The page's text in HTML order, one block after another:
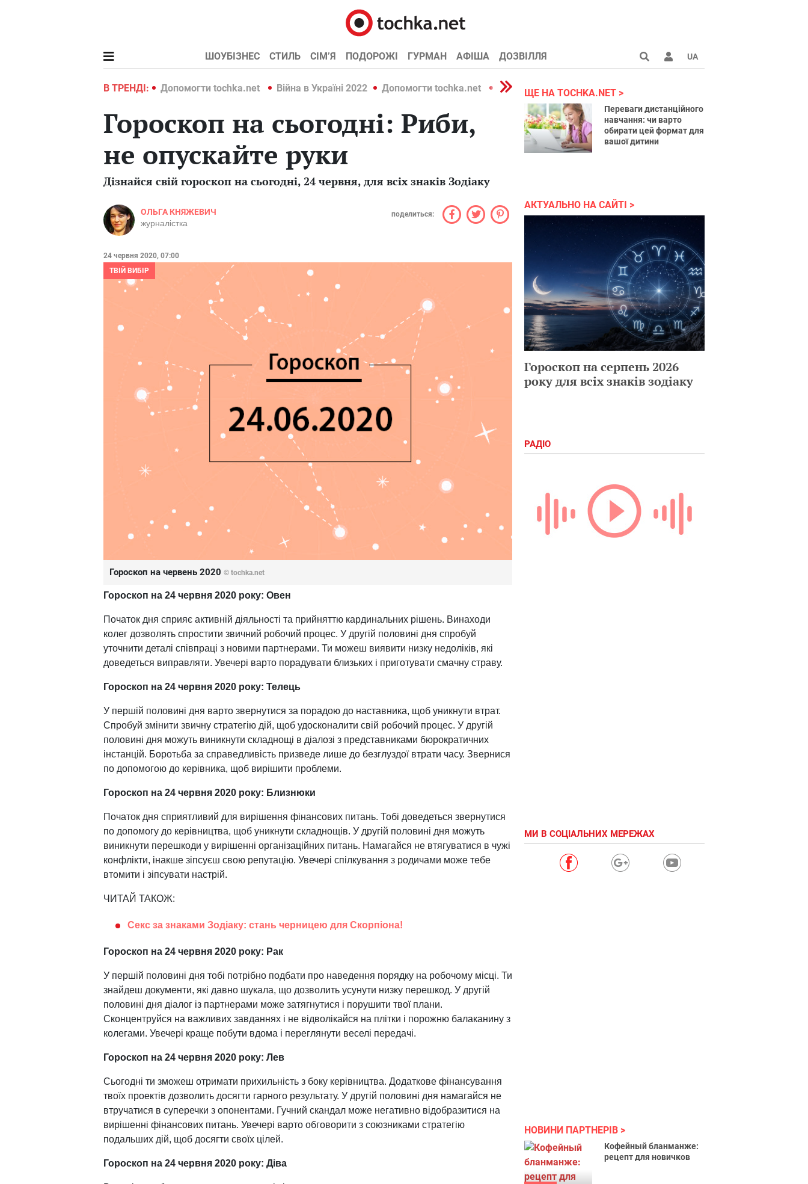
ШОУБІЗНЕС СТИЛЬ СІМ’Я ПОДОРОЖІ ГУРМАН АФІША ДОЗВІЛЛЯ UA
В ТРЕНДІ:
Війна в Україні 2022 Допомогти tochka.net Війна в Україні 2022 Допомогти tochka.net Війна в Україні 2022
Гороскоп на сьогодні: Риби,
не опускайте руки
Дізнайся свій гороскоп на сьогодні, 24 червня, для всіх знаків Зодіаку
ОЛЬГА КНЯЖЕВИЧ
журналістка
поделиться:
24 червня 2020, 07:00
ТВІЙ ВИБІР
Гороскоп на червень 2020 © tochka.net
Гороскоп на 24 червня 2020 року: Овен
Початок дня сприяє активній діяльності та прийняттю кардинальних рішень. Винаходи
колег дозволять спростити звичний робочий процес. У другій половині дня спробуй
уточнити деталі співпраці з новими партнерами. Ти можеш виявити низку недоліків, які
доведеться виправляти. Увечері варто порадувати близьких і приготувати смачну страву.
Гороскоп на 24 червня 2020 року: Телець
У першій половині дня варто звернутися за порадою до наставника, щоб уникнути втрат.
Спробуй змінити звичну стратегію дій, щоб удосконалити свій робочий процес. У другій
половині дня можуть виникнути складнощі в діалозі з представниками бюрократичних
інстанцій. Боротьба за справедливість призведе лише до безглуздої втрати часу. Звернися
по допомогою до керівника, щоб вирішити проблеми.
Гороскоп на 24 червня 2020 року: Близнюки
Початок дня сприятливий для вирішення фінансових питань. Тобі доведеться звернутися
по допомогу до керівництва, щоб уникнути складнощів. У другій половині дня можуть
виникнути перешкоди у вирішенні організаційних питань. Намагайся не втягуватися в чужі
конфлікти, інакше зіпсуєш свою репутацію. Увечері спілкування з родичами може тебе
втомити і зіпсувати настрій.
ЧИТАЙ ТАКОЖ:
Секс за знаками Зодіаку: стань черницею для Скорпіона!
Гороскоп на 24 червня 2020 року: Рак
У першій половині дня тобі потрібно подбати про наведення порядку на робочому місці. Ти
знайдеш документи, які давно шукала, що дозволить усунути низку перешкод. У другій
половині дня діалог із партнерами може затягнутися і порушити твої плани.
Сконцентруйся на важливих завданнях і не відволікайся на плітки і порожню балаканину з
колегами. Увечері краще побути вдома і переглянути веселі передачі.
Гороскоп на 24 червня 2020 року: Лев
Сьогодні ти зможеш отримати прихильність з боку керівництва. Додаткове фінансування
твоїх проектів дозволить досягти гарного результату. У другій половині дня намагайся не
втручатися в суперечки з опонентами. Гучний скандал може негативно відобразитися на
вирішенні фінансових питань. Увечері варто обговорити з союзниками стратегію
подальших дій, щоб досягти своїх цілей.
Гороскоп на 24 червня 2020 року: Діва
ЩЕ НА TOCHKA.NET
Переваги дистанційного
навчання: чи варто
обирати цей формат для
вашої дитини
АКТУАЛЬНО НА САЙТІ
Гороскоп на серпень 2026
року для всіх знаків зодіаку
РАДІО
МИ В СОЦІАЛЬНИХ МЕРЕЖАХ
НОВИНИ ПАРТНЕРІВ
Кофейный бланманже:
рецепт для новичков